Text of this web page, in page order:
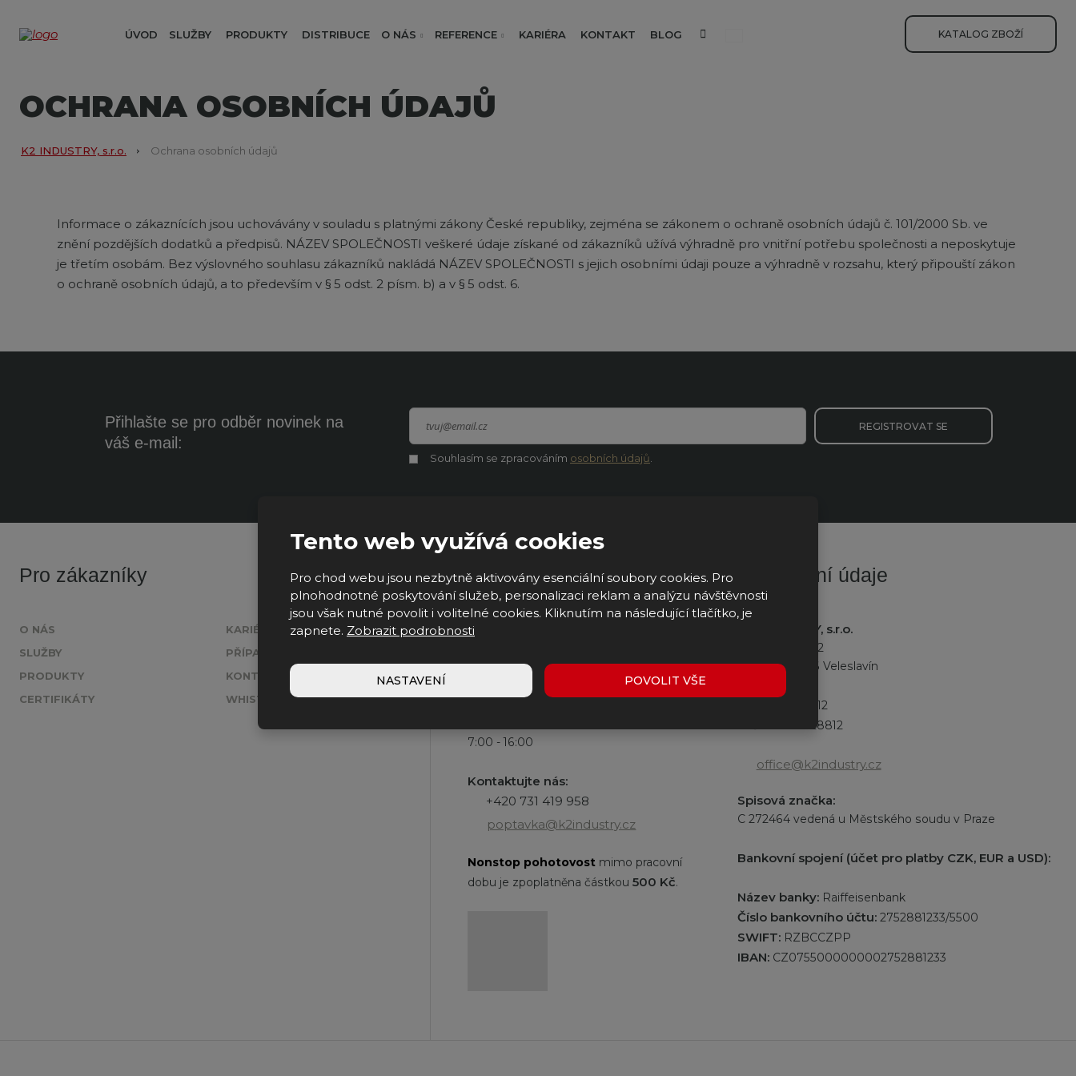
ÚVOD SLUŽBY PRODUKTY DISTRIBUCE O NÁS REFERENCE KARIÉRA KONTAKT BLOG Vyhledávání KATALOG ZBOŽÍ
OCHRANA OSOBNÍCH ÚDAJŮ
K2 INDUSTRY, s.r.o. Ochrana osobních údajů
Informace o zákaznících jsou uchovávány v souladu s platnými zákony České republiky, zejména se zákonem o ochraně osobních údajů č. 101/2000 Sb. ve
znění pozdějších dodatků a předpisů. NÁZEV SPOLEČNOSTI veškeré údaje získané od zákazníků užívá výhradně pro vnitřní potřebu společnosti a neposkytuje
je třetím osobám. Bez výslovného souhlasu zákazníků nakládá NÁZEV SPOLEČNOSTI s jejich osobními údaji pouze a výhradně v rozsahu, který připouští zákon
o ochraně osobních údajů, a to především v § 5 odst. 2 písm. b) a v § 5 odst. 6.
Přihlašte se pro odběr novinek na
váš e-mail:
Souhlasím
Souhlasím se zpracováním osobních údajů
REGISTROVAT SE
nepodařilo
odeslat.
Pro zákazníky
O NÁS
SLUŽBY
PRODUKTY
CERTIFIKÁTY
KARIÉRA
PŘÍPADOVÉ STUDIE
KONTAKT
WHISTLEBLOWING
Provozovna a expedice
K2 INDUSTRY, s.r.o.
509 01 Nová Paka
7:00 - 16:00
Kontaktujte nás:
+420 731 419 958
poptavka@k2industry.cz
Nonstop pohotovost mimo pracovní
dobu je zpoplatněna částkou500 Kč.
Fakturační údaje
K2 INDUSTRY, s.r.o.
Na okraji 335/42
162 00 Praha 6 Veleslavín
27528812
CZ27528812
office@k2industry.cz
Spisová značka:
C 272464 vedená u Městského soudu v Praze
Bankovní spojení (účet pro platby CZK, EUR a USD):
Název banky: Raiffeisenbank
Číslo bankovního účtu: 2752881233/5500
SWIFT: RZBCCZPP
IBAN: CZ0755000000002752881233
Tento web využívá cookies
Pro chod webu jsou nezbytně aktivovány esenciální soubory cookies. Pro
plnohodnotné poskytování služeb, personalizaci reklam a analýzu návštěvnosti
jsou však nutné povolit i volitelné cookies. Kliknutím na následující tlačítko, je
zapnete. Zobrazit podrobnosti
NASTAVENÍ POVOLIT VŠE